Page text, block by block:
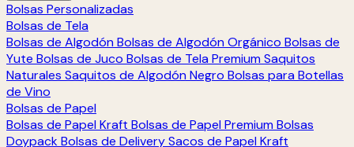
Bolsas Personalizadas
Bolsas de Tela
Bolsas de Algodón Bolsas de Algodón Orgánico Bolsas de
Yute Bolsas de Juco Bolsas de Tela Premium Saquitos
Naturales Saquitos de Algodón Negro Bolsas para Botellas
de Vino
Bolsas de Papel
Bolsas de Papel Kraft Bolsas de Papel Premium Bolsas
DoypackBolsas de DeliverySacos de Papel Kraft